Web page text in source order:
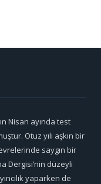
Nisan ayında test
Otuz yılı aşkın bir
saygın bir
Dergisi’nin düzeyli
yaparken de